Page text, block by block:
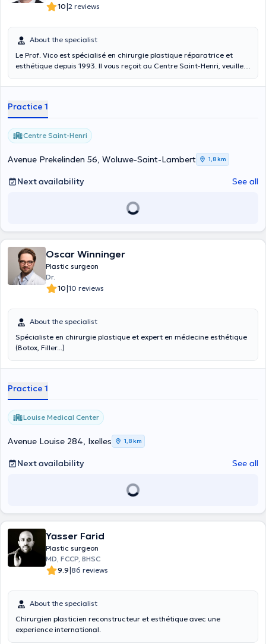
10|2 reviews
About the specialist
Le Prof. Vico est spécialisé en chirurgie plastique réparatrice et
esthétique depuis 1993. Il vous reçoit au Centre Saint-Henri, veuillez
Practice 1
Centre Saint-Henri
Avenue Prekelinden 56, Woluwe-Saint-Lambert 1,8 km
Next availability See all
Oscar Winninger
Plastic surgeon
Dr.
10|10 reviews
About the specialist
Spécialiste en chirurgie plastique et expert en médecine esthétique
(Botox, Filler...)
Practice 1
Louise Medical Center
Avenue Louise 284, Ixelles 1,8 km
Next availability See all
Yasser Farid
Plastic surgeon
MD, FCCP, BHSC
9.9|86 reviews
About the specialist
Chirurgien plasticien reconstructeur et esthétique avec une
experience international.